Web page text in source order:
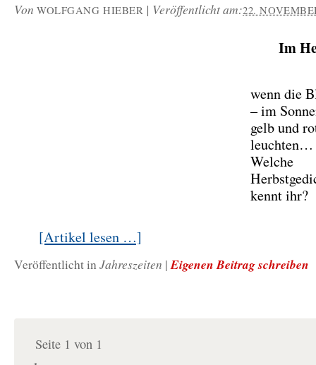
Von WOLFGANG HIEBER | Veröffentlicht am:22.
Im
wenn die
– im
gelb und
leuchten…
Welche
kennt ihr?
[Artikel lesen …]
Veröffentlicht inJahreszeiten | Eigenen Beitrag schreiben
Seite 1 von 1